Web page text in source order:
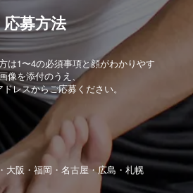
応募方法
は1〜4の必須事項と顔がわかりやす
像を添付のうえ、
レスからご応募ください。
大阪・福岡・名古屋・広島・札幌